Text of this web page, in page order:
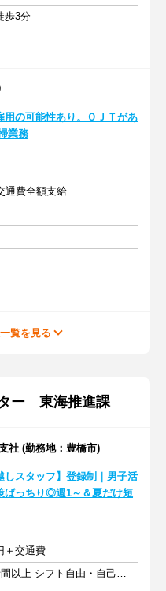
歩3分
用の可能性あり。ＯＪＴがあ
業務
通費全額支給
覧を見る
ー 東海推進課
社 (勤務地：豊橋市)
しスタッフ】登録制｜男子活
っちり◎週1～＆夏だけ短
＋交通費
週1日以上 1日4時間以上 シフト自由・自己申告